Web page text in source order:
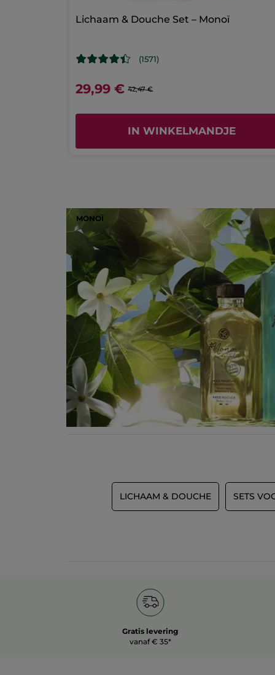
Lichaam & Douche Set – Monoï
(1571)
29,99 € 42,47 €
IN WINKELMANDJE
MONOÏ
LICHAAM & DOUCHE SETS
Gratis levering
vanaf € 35*